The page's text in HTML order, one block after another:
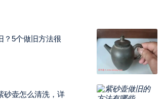
？5个做旧方法很
砂壶怎么清洗，详